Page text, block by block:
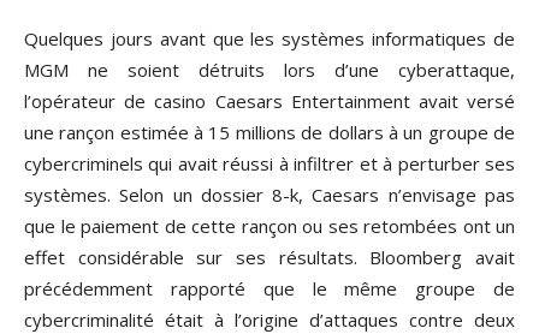
Quelques jours avant que les systèmes informatiques de
MGM ne soient détruits lors d’une cyberattaque,
l’opérateur de casino Caesars Entertainment avait versé
une rançon estimée à 15 millions de dollars à un groupe de
cybercriminels qui avait réussi à infiltrer et à perturber ses
systèmes. Selon un dossier 8-k, Caesars n’envisage pas
que le paiement de cette rançon ou ses retombées ont un
effet considérable sur ses résultats. Bloomberg avait
précédemment rapporté que le même groupe de
cybercriminalité était à l’origine d’attaques contre deux